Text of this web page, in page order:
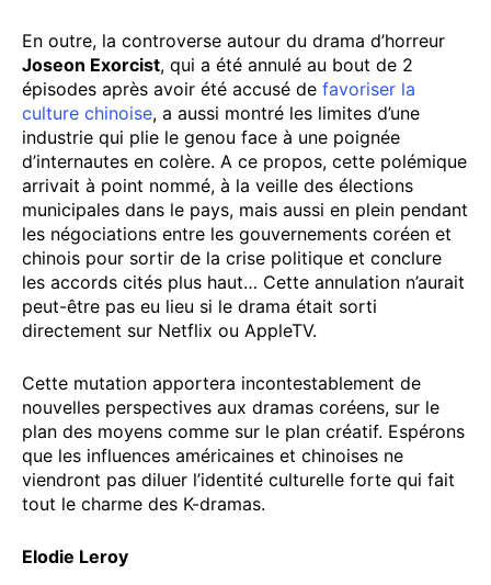
En outre, la controverse autour du drama d’horreur
Joseon Exorcist, qui a été annulé au bout de 2
épisodes après avoir été accusé de favoriser la
culture chinoise, a aussi montré les limites d’une
industrie qui plie le genou face à une poignée
d’internautes en colère. A ce propos, cette polémique
arrivait à point nommé, à la veille des élections
municipales dans le pays, mais aussi en plein pendant
les négociations entre les gouvernements coréen et
chinois pour sortir de la crise politique et conclure
les accords cités plus haut… Cette annulation n’aurait
peut-être pas eu lieu si le drama était sorti
directement sur Netflix ou AppleTV.
Cette mutation apportera incontestablement de
nouvelles perspectives aux dramas coréens, sur le
plan des moyens comme sur le plan créatif. Espérons
que les influences américaines et chinoises ne
viendront pas diluer l’identité culturelle forte qui fait
tout le charme des K-dramas.
Elodie Leroy